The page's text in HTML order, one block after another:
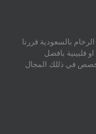
بالسعودية قررنا
فلبينية بافضل
في ذللك المجال